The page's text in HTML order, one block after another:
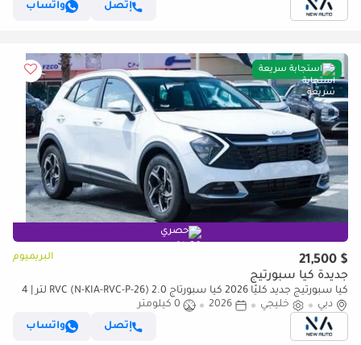
إتصل واتساب
استجابة سريعة
حصري
$ 21,500 البريميوم
جديدة كيا سبورتيج
كيا سبورتيج جديد كليًا 2026 كيا سبورتاج RVC (N-KIA-RVC-P-26) 2.0 لتر | 4
سلندر | 5 مقاعد SUV | مواصفات الخليج | (للتصدير فقط)
دبي خليجي 2026
0 كيلومتر
إتصل
واتساب